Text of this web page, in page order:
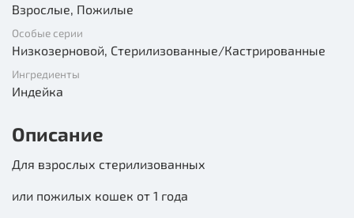
Взрослые, Пожилые
Особые серии
Низкозерновой, Стерилизованные/Кастрированные
Ингредиенты
Индейка
Описание
Для взрослых стерилизованных
или пожилых кошек от 1 года